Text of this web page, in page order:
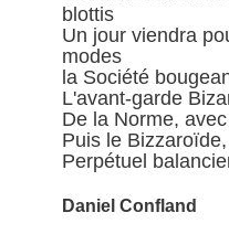
blottis
Un jour viendra
modes
la Société
L'avant-garde
De la Norme,
Puis le
Perpétuel
Daniel Confland